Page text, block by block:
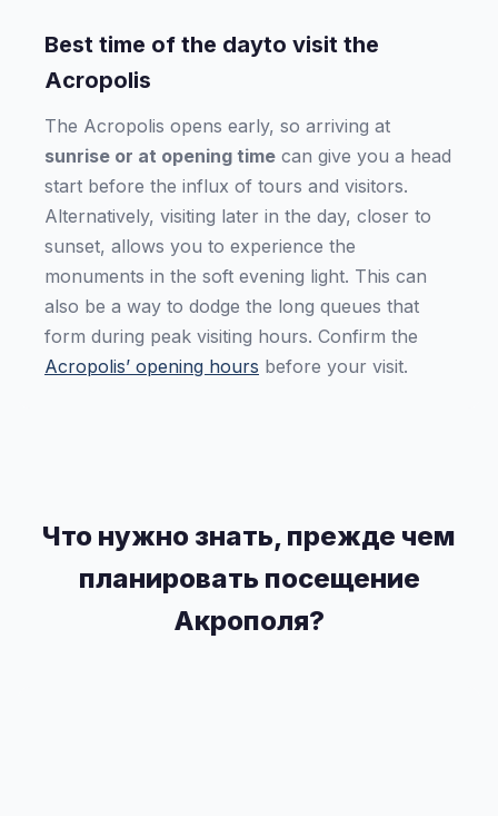
Best time of the dayto visit the
Acropolis
The Acropolis opens early, so arriving at
sunrise or at opening time can give you a head
start before the influx of tours and visitors.
Alternatively, visiting later in the day, closer to
sunset, allows you to experience the
monuments in the soft evening light. This can
also be a way to dodge the long queues that
form during peak visiting hours. Confirm the
Acropolis’ opening hours before your visit.
Что нужно знать, прежде чем
планировать посещение
Акрополя?